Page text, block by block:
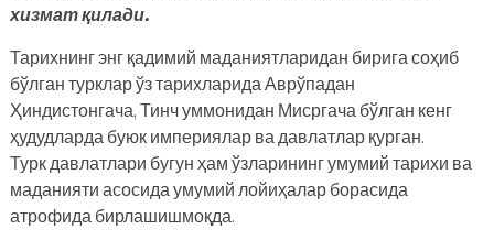
хизмат қилади.
Тарихнинг энг қадимий маданиятларидан бирига соҳиб
бўлган турклар ўз тарихларида Аврўпадан
Ҳиндистонгача, Тинч уммонидан Мисргача бўлган кенг
ҳудудларда буюк империялар ва давлатлар қурган.
Турк давлатлари бугун ҳам ўзларининг умумий тарихи ва
маданияти асосида умумий лойиҳалар борасида
атрофида бирлашишмоқда.